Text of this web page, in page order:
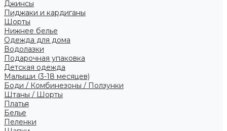
Джинсы
Пиджаки и кардиганы
Шорты
Нижнее белье
Одежда для дома
Водолазки
Подарочная упаковка
Детская одежда
Малыши (3-18 месяцев)
Боди / Комбинезоны / Ползунки
Штаны / Шорты
Платья
Белье
Пеленки